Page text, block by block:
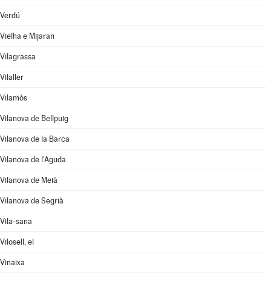
Verdú
Vielha e Mijaran
Vilagrassa
Vilaller
Vilamòs
Vilanova de Bellpuig
Vilanova de la Barca
Vilanova de l'Aguda
Vilanova de Meià
Vilanova de Segrià
Vila-sana
Vilosell, el
Vinaixa